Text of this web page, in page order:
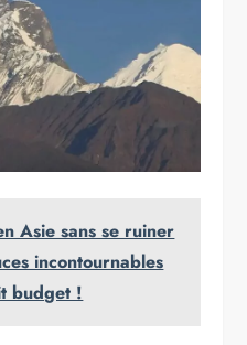
Asie sans se ruiner
incontournables
budget !